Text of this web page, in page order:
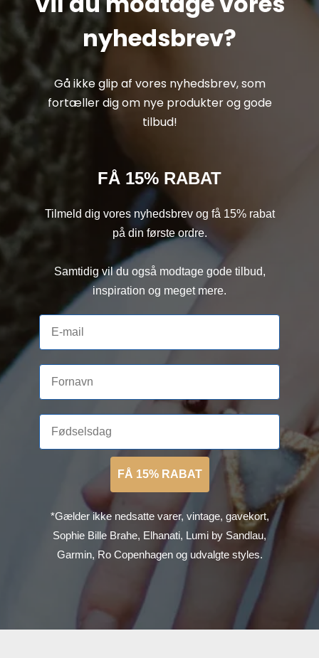
nyhedsbrev?
Gå ikke glip af vores nyhedsbrev, som
fortæller dig om nye produkter og gode
tilbud!
FÅ 15% RABAT
Tilmeld dig vores nyhedsbrev og få 15% rabat
på din første ordre.
Samtidig vil du også modtage gode tilbud,
inspiration og meget mere.
FÅ 15% RABAT
*Gælder ikke nedsatte varer, vintage, gavekort,
Sophie Bille Brahe, Elhanati, Lumi by Sandlau,
Garmin, Ro Copenhagen og udvalgte styles.